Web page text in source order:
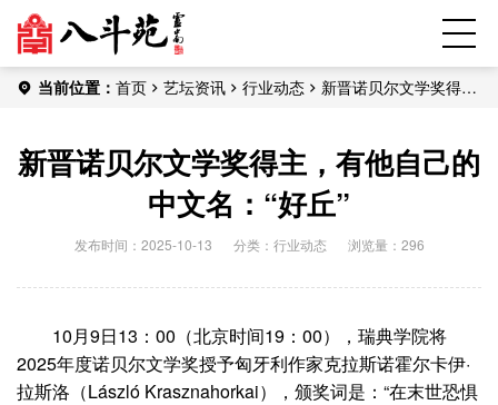
当前位置： 首页 艺坛资讯 行业动态
新晋诺贝尔文学奖得
新晋诺贝尔文学奖得主，有他自己的
中文名：“好丘”
发布时间：2025-10-13 分类： 行业动态 浏览量：296
10月9日13：00（北京时间19：00），瑞典学院将
2025年度诺贝尔文学奖授予匈牙利作家克拉斯诺霍尔卡伊·
拉斯洛（László Krasznahorkai），颁奖词是：“在末世恐惧